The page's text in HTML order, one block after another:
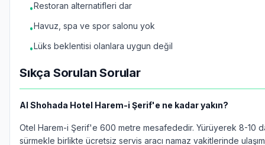
•Restoran alternatifleri dar
•Havuz, spa ve spor salonu yok
•Lüks beklentisi olanlara uygun değil
Sıkça Sorulan Sorular
Al Shohada Hotel Harem-i Şerif'e ne kadar yakın?
Otel Harem-i Şerif'e 600 metre mesafededir. Yürüyerek 8-10
sürmekle birlikte ücretsiz servis aracı namaz vakitlerinde